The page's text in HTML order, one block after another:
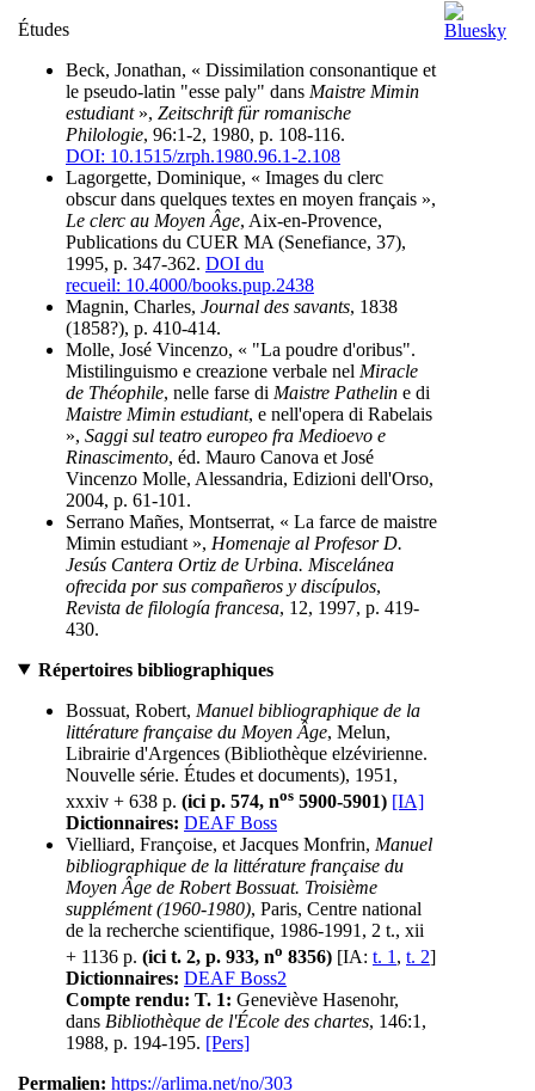
Études
Beck, Jonathan, « Dissimilation consonantique et
le pseudo-latin "esse paly" dans Maistre Mimin
estudiant», Zeitschrift für romanische
Philologie, 96:1-2, 1980, p. 108-116.
DOI: 10.1515/zrph.1980.96.1-2.108
Lagorgette, Dominique, « Images du clerc
obscur dans quelques textes en moyen français »,
Le clerc au Moyen Âge, Aix-en-Provence,
Publications du CUER MA (Senefiance, 37),
1995, p. 347-362. DOI du
recueil: 10.4000/books.pup.2438
Magnin, Charles, Journal des savants, 1838
(1858?), p. 410-414.
Molle, José Vincenzo, « "La poudre d'oribus".
Mistilinguismo e creazione verbale nel Miracle
de Théophile, nelle farse di Maistre Pathelin e di
Maistre Mimin estudiant, e nell'opera di Rabelais
», Saggi sul teatro europeo fra Medioevo e
Rinascimento, éd. Mauro Canova et José
Vincenzo Molle, Alessandria, Edizioni dell'Orso,
2004, p. 61-101.
Serrano Mañes, Montserrat, « La farce de maistre
Mimin estudiant », Homenaje al Profesor D.
Jesús Cantera Ortiz de Urbina. Miscelánea
ofrecida por sus compañeros y discípulos,
Revista de filología francesa, 12, 1997, p. 419-
430.
Répertoires bibliographiques
Bossuat, Robert, Manuel bibliographique de la
littérature française du Moyen Âge, Melun,
Librairie d'Argences (Bibliothèque elzévirienne.
Nouvelle série. Études et documents), 1951,
xxxiv + 638 p. (ici p. 574, nos 5900-5901) [IA]
Dictionnaires: DEAF Boss
Vielliard, Françoise, et Jacques Monfrin, Manuel
bibliographique de la littérature française du
Moyen Âge de Robert Bossuat. Troisième
supplément (1960-1980), Paris, Centre national
de la recherche scientifique, 1986-1991, 2 t., xii
+ 1136 p. (ici t. 2, p. 933, no 8356) [IA: t. 1 , t. 2]
Dictionnaires: DEAF Boss2
Compte rendu: T. 1: Geneviève Hasenohr,
dans Bibliothèque de l'École des chartes, 146:1,
1988, p. 194-195. [Pers]
Permalien: https://arlima.net/no/303